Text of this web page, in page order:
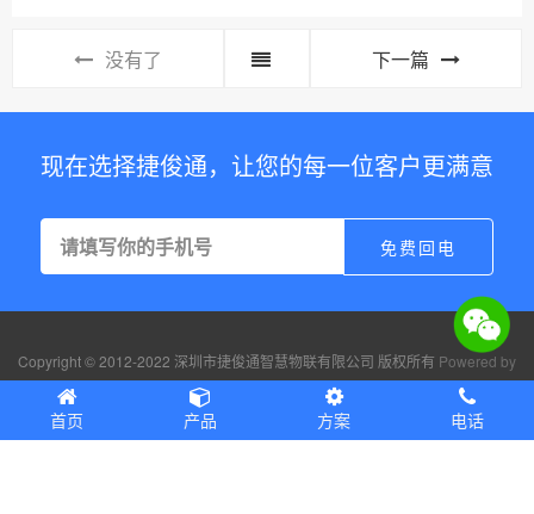
没有了 下一篇
现在选择捷俊通，让您的每一位客户更满意
Copyright © 2012-2022 深圳市捷俊通智慧物联有限公司 版权所有 Powered by
粤ICP备18032496号
首页 产品 方案 电话